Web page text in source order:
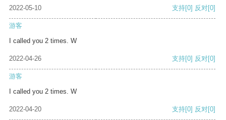
2022-05-10 支持[0] 反对[0]
游客
I called you 2 times. W
2022-04-26 支持[0] 反对[0]
游客
I called you 2 times. W
2022-04-20 支持[0] 反对[0]